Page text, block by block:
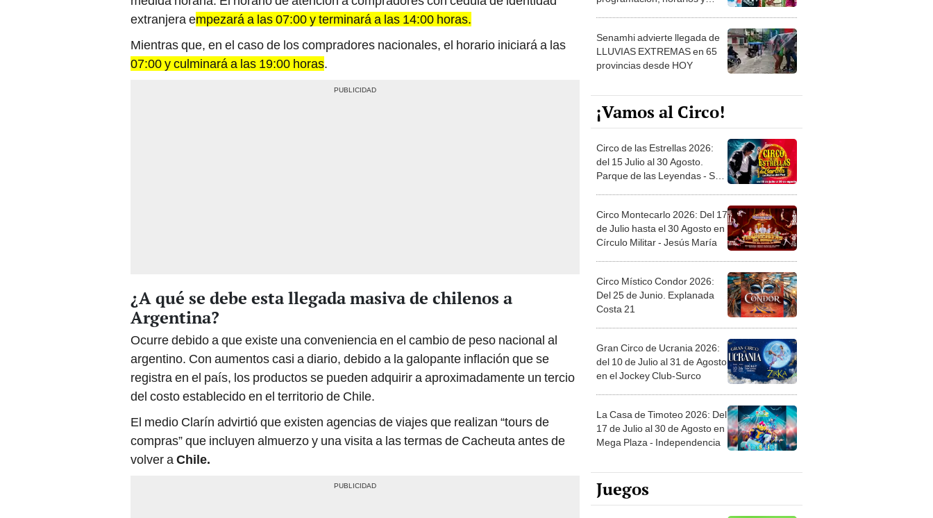
extranjera empezará a las 07:00 y terminará a las 14:00 horas.
Mientras que, en el caso de los compradores nacionales, el horario iniciará a las
07:00 y culminará a las 19:00 horas.
¿A qué se debe esta llegada masiva de chilenos a
Argentina?
Ocurre debido a que existe una conveniencia en el cambio de peso nacional al
argentino. Con aumentos casi a diario, debido a la galopante inflación que se
registra en el país, los productos se pueden adquirir a aproximadamente un tercio
del costo establecido en el territorio de Chile.
El medio Clarín advirtió que existen agencias de viajes que realizan “tours de
compras” que incluyen almuerzo y una visita a las termas de Cacheuta antes de
volver a Chile.
Senamhi advierte llegada de
LLUVIAS EXTREMAS en 65
provincias desde HOY
¡Vamos al Circo!
Circo de las Estrellas 2026:
del 15 Julio al 30 Agosto.
Parque de las Leyendas - San
Circo Montecarlo 2026: Del 17
de Julio hasta el 30 Agosto en
Círculo Militar - Jesús María
Circo Místico Condor 2026:
Del 25 de Junio. Explanada
Costa 21
Gran Circo de Ucrania 2026:
del 10 de Julio al 31 de Agosto
en el Jockey Club-Surco
La Casa de Timoteo 2026: Del
17 de Julio al 30 de Agosto en
Mega Plaza - Independencia
Juegos